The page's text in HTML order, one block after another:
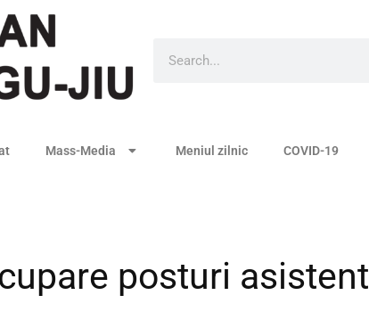
Mass-Media Meniul zilnic COVID-19
posturi asistent